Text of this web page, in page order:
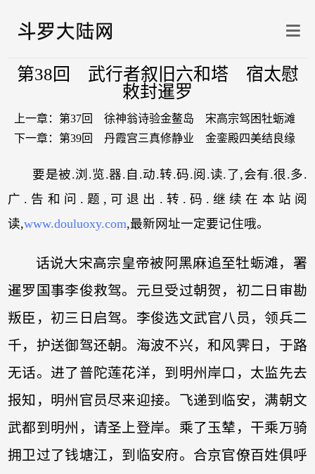
第38回 武行者叙旧六和塔 宿太慰
敕封暹罗
上一章： 第37回 徐神翁诗验金鳌岛 宋高宗驾困牡蛎滩
下一章： 第39回 丹霞宫三真修静业 金銮殿四美结良缘
要是被.浏.览.器.自.动.转.码.阅.读.了,会有.很.多.
广.告和问.题,可退出.转.码.继续在本站阅
读,www.douluoxy.com,最新网址一定要记住哦。
话说大宋高宗皇帝被阿黑麻追至牡蛎滩，署
暹罗国事李俊救驾。元旦受过朝贺，初二日审勘
叛臣，初三日启驾。李俊选文武官八员，领兵二
千，护送御驾还朝。海波不兴，和风霁日，于路
无话。进了普陀莲花洋，到明州岸口，太监先去
报知，明州官员尽来迎接。飞递到临安，满朝文
武都到明州，请圣上登岸。乘了玉辇，干乘万骑
拥卫过了钱塘江，到临安府。合京官僚百姓俱呼